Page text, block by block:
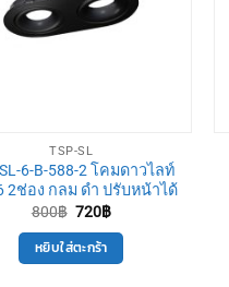
TSP-SL
6-B-588-2 โคมดาวไลท์
2ช่อง กลม ดำ ปรับหน้าได้
800฿ Original
was:
800฿.
720฿Current
is:
720฿.
หยิบใส่ตะกร้า